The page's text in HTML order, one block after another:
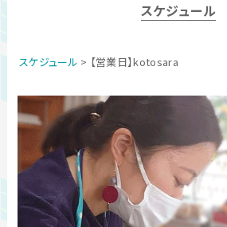
スケジュール
スケジュール > 【営業日】kotosara